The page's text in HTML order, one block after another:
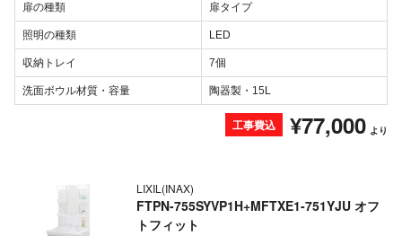
扉の種類 扉タイプ
照明の種類 LED
収納トレイ 7個
洗面ボウル材質・容量 陶器製・15L
工事費込 ¥77,000 より
LIXIL(INAX)
FTPN-755SYVP1H+MFTXE1-751YJU オフ
トフィット